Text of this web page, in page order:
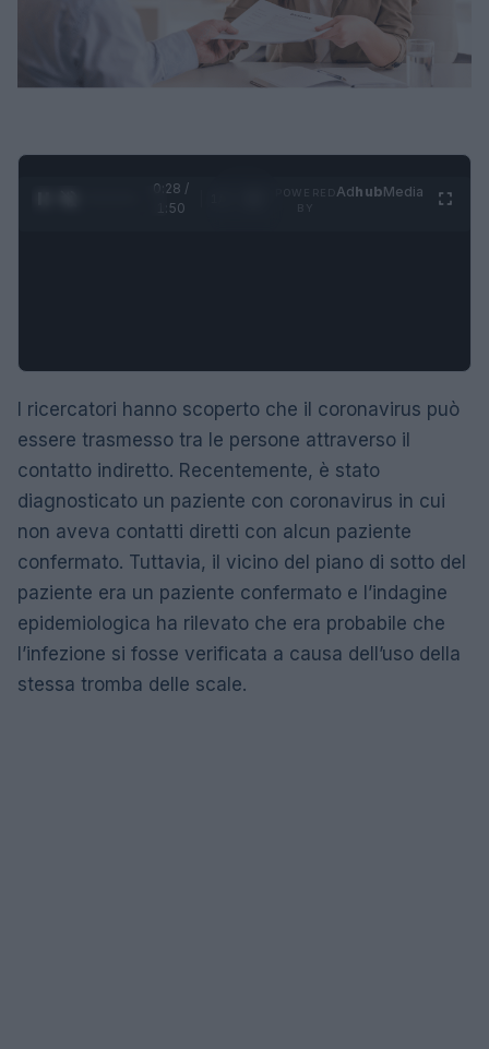
0:29 /
1:50
AdhubMedia
I ricercatori hanno scoperto che il coronavirus può
essere trasmesso tra le persone attraverso il
contatto indiretto. Recentemente, è stato
diagnosticato un paziente con coronavirus in cui
non aveva contatti diretti con alcun paziente
confermato. Tuttavia, il vicino del piano di sotto del
paziente era un paziente confermato e l’indagine
epidemiologica ha rilevato che era probabile che
l’infezione si fosse verificata a causa dell’uso della
stessa tromba delle scale.